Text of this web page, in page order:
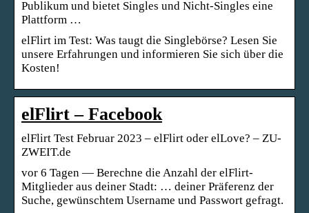
Publikum und bietet Singles und Nicht-Singles eine
Plattform …
elFlirt im Test: Was taugt die Singlebörse? Lesen Sie
unsere Erfahrungen und informieren Sie sich über die
Kosten!
elFlirt – Facebook
elFlirt Test Februar 2023 – elFlirt oder elLove? – ZU-
ZWEIT.de
vor 6 Tagen — Berechne die Anzahl der elFlirt-
Mitglieder aus deiner Stadt: … deiner Präferenz der
Suche, gewünschtem Username und Passwort gefragt.